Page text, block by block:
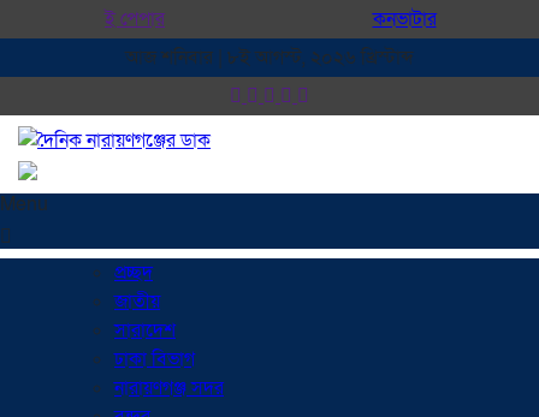
ই পেপার
কনভাটার
আজ শনিবার | ৮ই আগস্ট, ২০২৬ খ্রিস্টাব্দ
Menu
প্রচ্ছদ
জাতীয়
সারাদেশ
ঢাকা বিভাগ
নারায়ণগঞ্জ সদর